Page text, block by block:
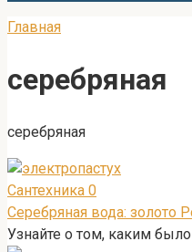
Главная
серебряная
серебряная
Сантехника 0
Серебряная вода: золото
Узнайте о том, каким